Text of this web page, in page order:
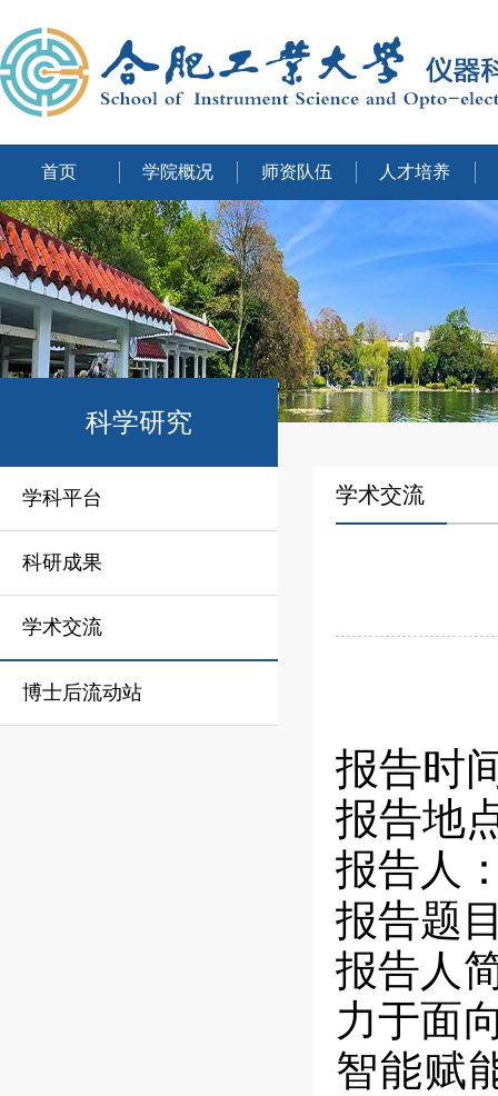
首页 学院概况 师资队伍 人才培养
科学研究
学科平台
科研成果
学术交流
博士后流动站
学术交流
报告时
报告地
报告人
报告题
报告人
力于面
智能赋